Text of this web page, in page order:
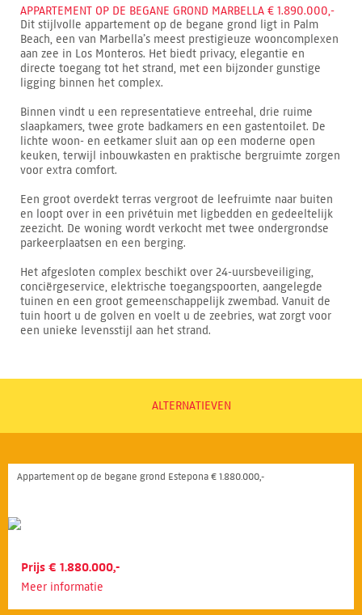
APPARTEMENT OP DE BEGANE GROND MARBELLA € 1.890.000,-
Dit stijlvolle appartement op de begane grond ligt in Palm
Beach, een van Marbella’s meest prestigieuze wooncomplexen
aan zee in Los Monteros. Het biedt privacy, elegantie en
directe toegang tot het strand, met een bijzonder gunstige
ligging binnen het complex.
Binnen vindt u een representatieve entreehal, drie ruime
slaapkamers, twee grote badkamers en een gastentoilet. De
lichte woon- en eetkamer sluit aan op een moderne open
keuken, terwijl inbouwkasten en praktische bergruimte zorgen
voor extra comfort.
Een groot overdekt terras vergroot de leefruimte naar buiten
en loopt over in een privétuin met ligbedden en gedeeltelijk
zeezicht. De woning wordt verkocht met twee ondergrondse
parkeerplaatsen en een berging.
Het afgesloten complex beschikt over 24-uursbeveiliging,
conciërgeservice, elektrische toegangspoorten, aangelegde
tuinen en een groot gemeenschappelijk zwembad. Vanuit de
tuin hoort u de golven en voelt u de zeebries, wat zorgt voor
een unieke levensstijl aan het strand.
ALTERNATIEVEN
Appartement op de begane grond Estepona € 1.880.000,-
Prijs € 1.880.000,-
Meer informatie